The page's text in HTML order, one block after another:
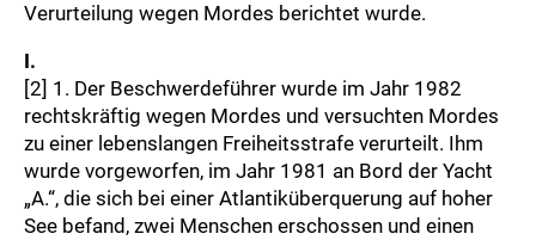
Verurteilung wegen Mordes berichtet wurde.
I.
[2] 1. Der Beschwerdeführer wurde im Jahr 1982
rechtskräftig wegen Mordes und versuchten Mordes
zu einer lebenslangen Freiheitsstrafe verurteilt. Ihm
wurde vorgeworfen, im Jahr 1981 an Bord der Yacht
„A.“, die sich bei einer Atlantiküberquerung auf hoher
See befand, zwei Menschen erschossen und einen